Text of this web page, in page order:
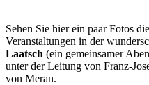
Sehen Sie hier ein paar Fotos
Veranstaltungen in der
Laatsch (ein gemeinsamer
unter der Leitung von Franz-
von Meran.